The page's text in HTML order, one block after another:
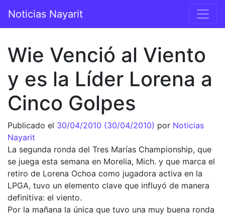
Navegación principal
Noticias Nayarit
Wie Venció al Viento
y es la Líder Lorena a
Cinco Golpes
Publicado el 30/04/2010 (30/04/2010) por Noticias
Nayarit
La segunda ronda del Tres Marías Championship, que
se juega esta semana en Morelia, Mich. y que marca el
retiro de Lorena Ochoa como jugadora activa en la
LPGA, tuvo un elemento clave que influyó de manera
definitiva: el viento.
Por la mañana la única que tuvo una muy buena ronda